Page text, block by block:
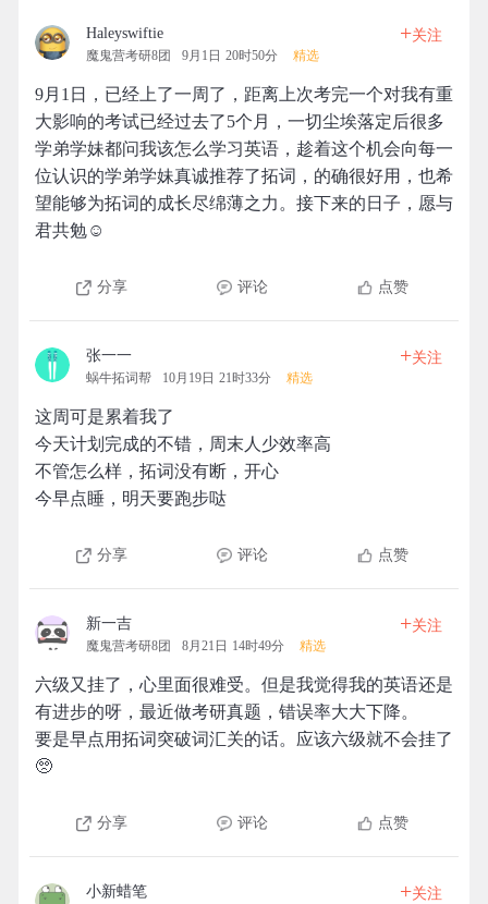
Haleyswiftie
魔鬼营考研8团 9月1日 20时50分 精选
+关注
9月1日，已经上了一周了，距离上次考完一个对我有重
大影响的考试已经过去了5个月，一切尘埃落定后很多
学弟学妹都问我该怎么学习英语，趁着这个机会向每一
位认识的学弟学妹真诚推荐了拓词，的确很好用，也希
望能够为拓词的成长尽绵薄之力。接下来的日子，愿与
君共勉☺️
分享 评论 点赞
张一一
蜗牛拓词帮 10月19日 21时33分 精选
+关注
这周可是累着我了
今天计划完成的不错，周末人少效率高
不管怎么样，拓词没有断，开心
今早点睡，明天要跑步哒
分享 评论 点赞
新一吉
魔鬼营考研8团 8月21日 14时49分 精选
+关注
六级又挂了，心里面很难受。但是我觉得我的英语还是
有进步的呀，最近做考研真题，错误率大大下降。
要是早点用拓词突破词汇关的话。应该六级就不会挂了
🥺
分享 评论 点赞
小新蜡笔 +关注